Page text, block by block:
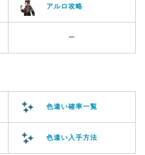
アルロ攻略
ー
色違い確率一覧
色違い入手方法